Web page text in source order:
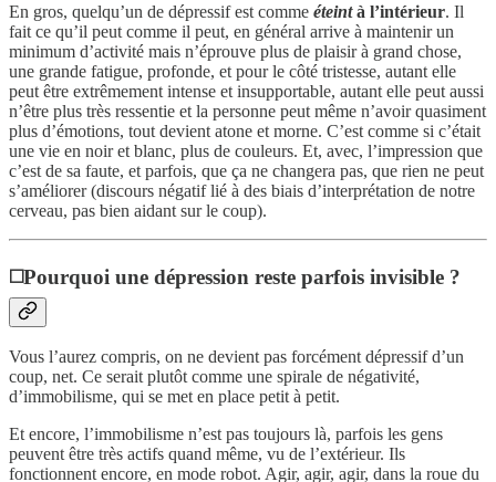
En gros, quelqu’un de dépressif est comme éteintà l’intérieur. Il
fait ce qu’il peut comme il peut, en général arrive à maintenir un
minimum d’activité mais n’éprouve plus de plaisir à grand chose,
une grande fatigue, profonde, et pour le côté tristesse, autant elle
peut être extrêmement intense et insupportable, autant elle peut aussi
n’être plus très ressentie et la personne peut même n’avoir quasiment
plus d’émotions, tout devient atone et morne. C’est comme si c’était
une vie en noir et blanc, plus de couleurs. Et, avec, l’impression que
c’est de sa faute, et parfois, que ça ne changera pas, que rien ne peut
s’améliorer (discours négatif lié à des biais d’interprétation de notre
cerveau, pas bien aidant sur le coup).
◻️Pourquoi une dépression reste parfois invisible ?
Vous l’aurez compris, on ne devient pas forcément dépressif d’un
coup, net. Ce serait plutôt comme une spirale de négativité,
d’immobilisme, qui se met en place petit à petit.
Et encore, l’immobilisme n’est pas toujours là, parfois les gens
peuvent être très actifs quand même, vu de l’extérieur. Ils
fonctionnent encore, en mode robot. Agir, agir, agir, dans la roue du